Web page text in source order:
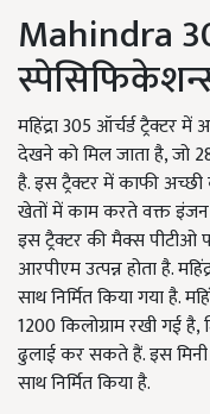
Mahindra
महिंद्रा 305 ऑर्चर्ड
देखने को मिल जाता है, जो
है. इस ट्रैक्टर में काफी अच्छी
खेतों में काम करते वक्त इंजन
इस ट्रैक्टर की मैक्स
आरपीएम उत्पन्न होता है.
साथ निर्मित किया गया है.
1200 किलोग्राम रखी गई
ढुलाई कर सकते हैं. इस
साथ निर्मित किया है.